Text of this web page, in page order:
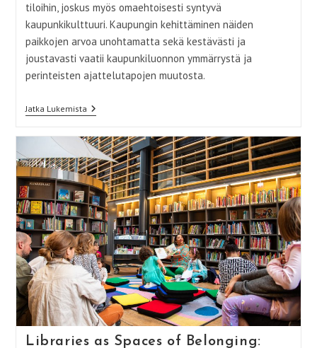
tiloihin, joskus myös omaehtoisesti syntyvä
kaupunkikulttuuri. Kaupungin kehittäminen näiden
paikkojen arvoa unohtamatta sekä kestävästi ja
joustavasti vaatii kaupunkiluonnon ymmärrystä ja
perinteisten ajattelutapojen muutosta.
Jatka LukemistaEpäpaikkojen
Kätketty
Libraries as Spaces of Belonging: